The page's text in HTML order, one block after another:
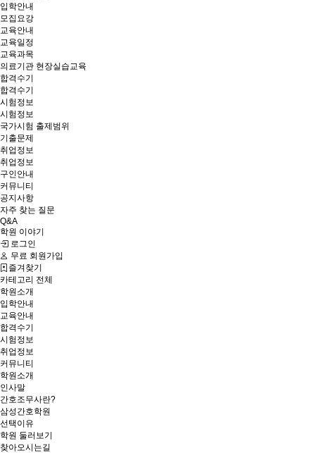
입학안내
모집요강
교육안내
교육일정
교육과목
의료기관 현장실습교육
합격수기
합격수기
시험정보
시험정보
국가시험 출제범위
기출문제
취업정보
취업정보
구인안내
커뮤니티
공지사항
자주 찾는 질문
Q&A
학원 이야기
로그인
무료 회원가입
즐겨찾기
카테고리 전체
학원소개
입학안내
교육안내
합격수기
시험정보
취업정보
커뮤니티
학원소개
인사말
간호조무사란?
삼성간호학원
선택이유
학원 둘러보기
찾아오시는길